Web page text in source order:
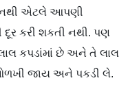
નથી એટલે આપણી
દૂર કરી શકતી નથી. પણ
કપડાંમાં છે અને તે લાલ
જાય અને પકડી લે.